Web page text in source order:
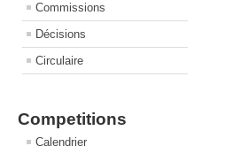
Commissions
Décisions
Circulaire
Competitions
Calendrier